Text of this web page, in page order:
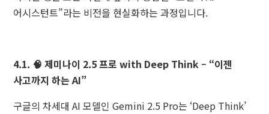
어시스턴트”라는 비전을 현실화하는 과정입니다.
4.1. 🧠 제미나이 2.5 프로 with Deep Think – “이젠
사고까지 하는 AI”
구글의 차세대 AI 모델인 Gemini 2.5 Pro는 ‘Deep Think’